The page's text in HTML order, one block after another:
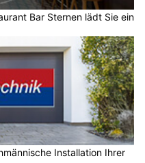
Bar Sternen lädt Sie ein
Installation Ihrer